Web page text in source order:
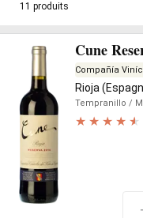
11 produits
Cune
Compañía
Rioja
Tempranillo /